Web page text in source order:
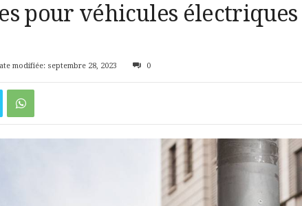
pour véhicules
modifiée: septembre 28, 2023 0